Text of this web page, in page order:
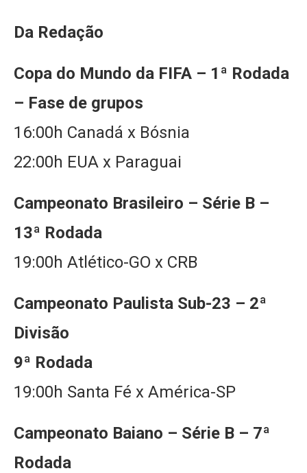
Da Redação
Copa do Mundo da FIFA – 1ª Rodada
– Fase de grupos
16:00h Canadá x Bósnia
22:00h EUA x Paraguai
Campeonato Brasileiro – Série B –
13ª Rodada
19:00h Atlético-GO x CRB
Campeonato Paulista Sub-23 – 2ª
Divisão
9ª Rodada
19:00h Santa Fé x América-SP
Campeonato Baiano – Série B – 7ª
Rodada